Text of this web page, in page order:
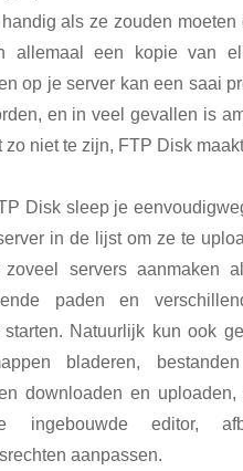
als ze zouden moeten
allemaal een kopie van
op je server kan een saai
en in veel gevallen is
zo niet te zijn, FTP Disk
Disk sleep je
in de lijst om ze te
servers aanmaken
paden en
starten. Natuurlijk kun ook
bladeren,
downloaden en
ingebouwde editor,
aanpassen.